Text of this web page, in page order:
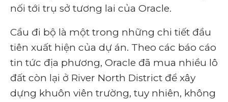
nối tới trụ sở tương lai của Oracle.
Cầu đi bộ là một trong những chi tiết đầu
tiên xuất hiện của dự án. Theo các báo cáo
tin tức địa phương, Oracle đã mua nhiều lô
đất còn lại ở River North District để xây
dựng khuôn viên trường, tuy nhiên, không